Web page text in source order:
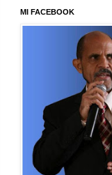
MI FACEBOOK